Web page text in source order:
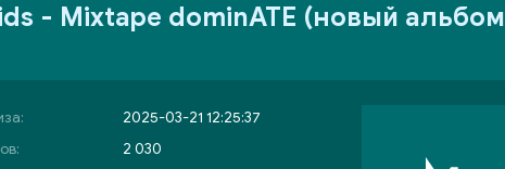
- Mixtape dominATE (новый альбом
2025-03-21 12:25:37
2 030